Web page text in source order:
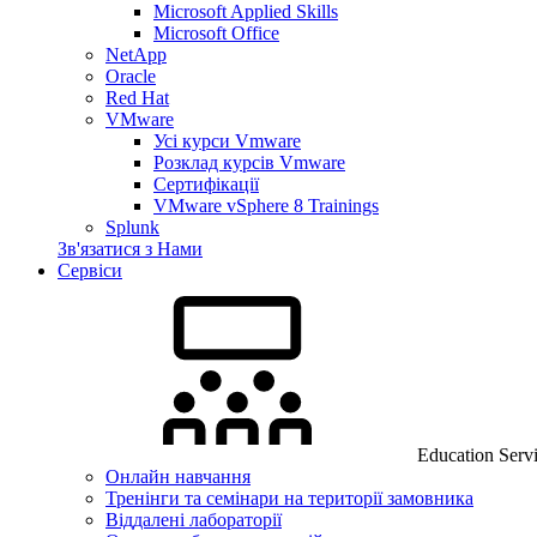
Microsoft Applied Skills
Microsoft Office
NetApp
Oracle
Red Hat
VMware
Усі курси Vmware
Розклад курсів Vmware
Сертифікації
VMware vSphere 8 Trainings
Splunk
Зв'язатися з Нами
Сервіси
Education
Онлайн навчання
Тренінги та семінари на території замовника
Віддалені лабораторії